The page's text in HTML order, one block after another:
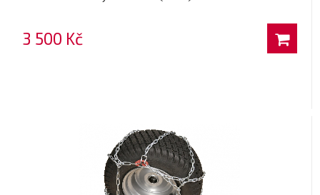
3 500 Kč